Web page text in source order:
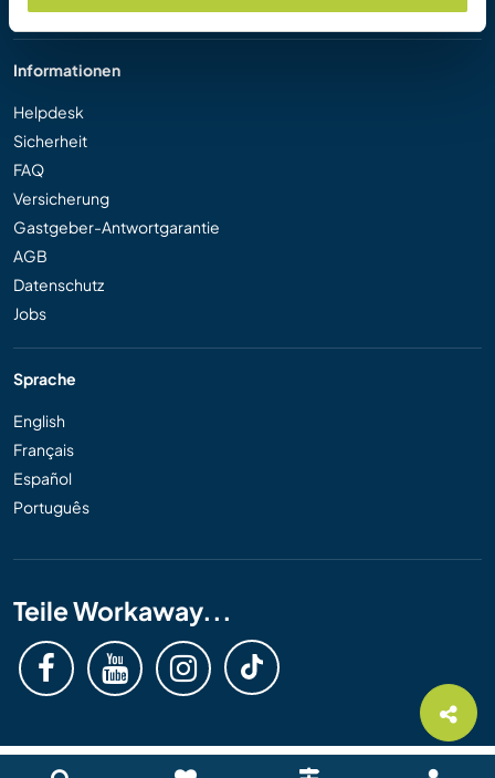
Informationen
Helpdesk
Sicherheit
FAQ
Versicherung
Gastgeber-Antwortgarantie
AGB
Datenschutz
Jobs
Sprache
English
Français
Español
Português
Teile Workaway...